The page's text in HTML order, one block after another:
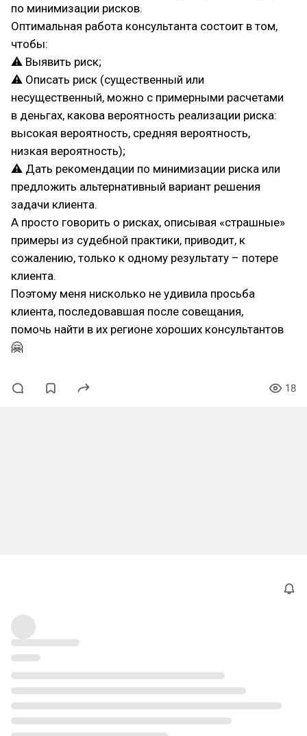
по минимизации рисков.
Оптимальная работа консультанта состоит в том,
чтобы:
⚠ Выявить риск;
⚠ Описать риск (существенный или
несущественный, можно с примерными расчетами
в деньгах, какова вероятность реализации риска:
высокая вероятность, средняя вероятность,
низкая вероятность);
⚠ Дать рекомендации по минимизации риска или
предложить альтернативный вариант решения
задачи клиента.
А просто говорить о рисках, описывая «страшные»
примеры из судебной практики, приводит, к
сожалению, только к одному результату – потере
клиента.
Поэтому меня нисколько не удивила просьба
клиента, последовавшая после совещания,
помочь найти в их регионе хороших консультантов
🤗
18